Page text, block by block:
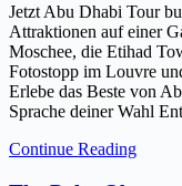
Jetzt Abu Dhabi Tour
Attraktionen auf einer
Moschee, die Etihad
Fotostopp im Louvre
Erlebe das Beste von
Sprache deiner Wahl
Continue Reading